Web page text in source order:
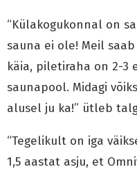
“Külakogukonnal on
sauna ei ole! Meil
käia, piletiraha on 2-3
saunapool. Midagi
alusel ju ka!” ütleb
“Tegelikult on iga
1,5 aastat asju, et